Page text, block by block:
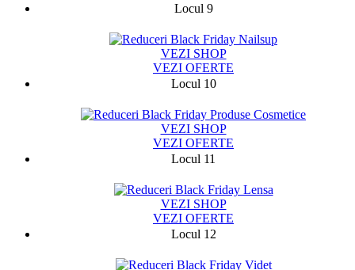
Locul 9
VEZI SHOP
VEZI OFERTE
Locul 10
VEZI SHOP
VEZI OFERTE
Locul 11
VEZI SHOP
VEZI OFERTE
Locul 12